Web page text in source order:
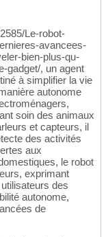
Le-robot-
avancees-
bien-plus-qu-
gadget/, un agent
à simplifier la vie
autonome
soin des animaux
et capteurs, il
des activités
aux
le robot
exprimant
des
autonome,
de